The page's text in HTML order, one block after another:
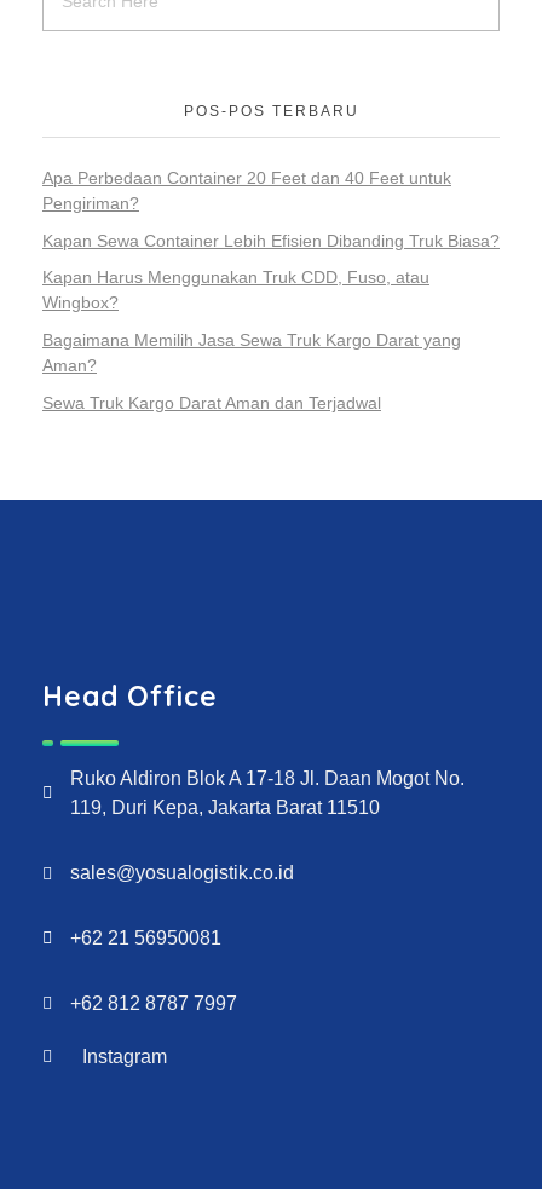
POS-POS TERBARU
Apa Perbedaan Container 20 Feet dan 40 Feet untuk
Pengiriman?
Kapan Sewa Container Lebih Efisien Dibanding Truk Biasa?
Kapan Harus Menggunakan Truk CDD, Fuso, atau
Wingbox?
Bagaimana Memilih Jasa Sewa Truk Kargo Darat yang
Aman?
Sewa Truk Kargo Darat Aman dan Terjadwal
Head Office
Ruko Aldiron Blok A 17-18 Jl. Daan Mogot No.
119, Duri Kepa, Jakarta Barat 11510
sales@yosualogistik.co.id
+62 21 56950081
+62 812 8787 7997
Instagram